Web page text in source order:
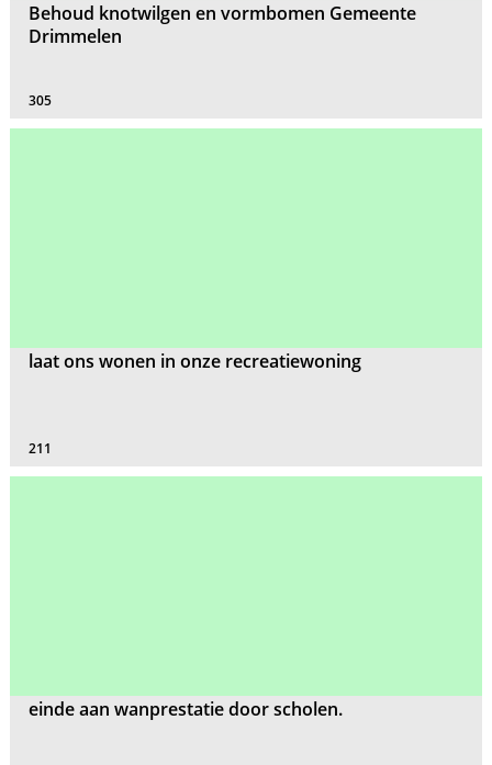
Behoud knotwilgen en vormbomen Gemeente
Drimmelen
305
laat ons wonen in onze recreatiewoning
211
einde aan wanprestatie door scholen.